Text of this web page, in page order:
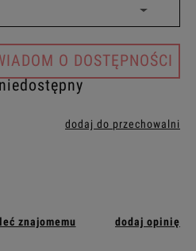
O DOSTĘPNOŚCI
dodaj do przechowalni
znajomemu dodaj opinię